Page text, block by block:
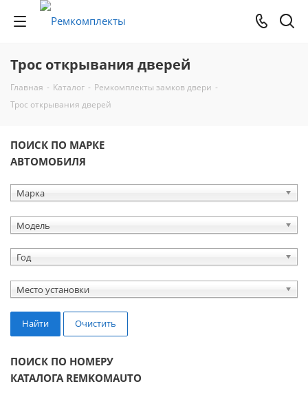
Трос открывания дверей
Главная - Каталог - Ремкомплекты замков двери -
Трос открывания дверей
ПОИСК ПО МАРКЕ
АВТОМОБИЛЯ
Марка
Модель
Год
Место установки
Найти Очистить
ПОИСК ПО НОМЕРУ
КАТАЛОГА REMKOMAUTO